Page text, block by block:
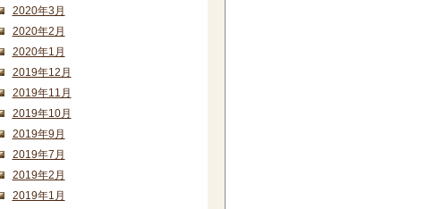
2020年3月
2020年2月
2020年1月
2019年12月
2019年11月
2019年10月
2019年9月
2019年7月
2019年2月
2019年1月